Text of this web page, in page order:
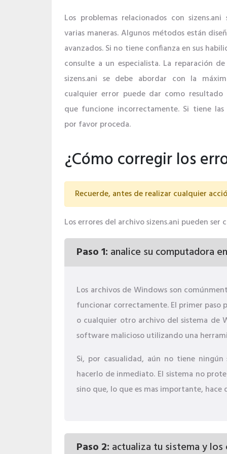
Los problemas relacionados con
varias maneras. Algunos métodos están
avanzados. Si no tiene confianza en sus
consulte a un especialista. La reparación
sizens.ani se debe abordar con la
cualquier error puede dar como resultado
que funcione incorrectamente. Si tiene las
por favor proceda.
¿Cómo corregir los
Recuerde, antes de realizar cualquier
Los errores del archivo sizens.ani pueden
Paso 1: analice su computadora
Los archivos de Windows son
funcionar correctamente. El primer paso
o cualquier otro archivo del sistema de
software malicioso utilizando una
Si, por casualidad, aún no tiene
hacerlo de inmediato. El sistema no
sino que, lo que es mas importante, hace
Paso 2: actualiza tu sistema y